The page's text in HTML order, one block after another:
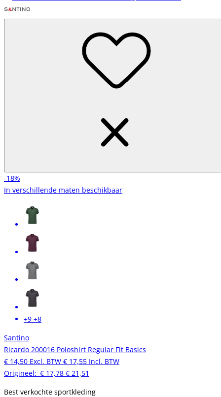
-18%
In verschillende maten beschikbaar
+9 +8
Santino
Ricardo 200016 Poloshirt Regular Fit Basics
€ 14,50 Excl. BTW € 17,55 Incl. BTW
Origineel: € 17,78 € 21,51
Best verkochte sportkleding